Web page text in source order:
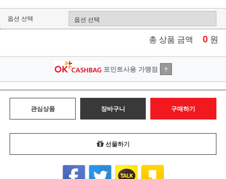
옵션 선택
총 상품 금액 0 원
포인트사용 가맹점 ?
관심상품 장바구니 구매하기
선물하기